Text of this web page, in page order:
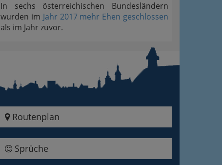
In sechs österreichischen Bundesländern
wurden im Jahr 2017 mehr Ehen geschlossen
als im Jahr zuvor.
Routenplan
Sprüche